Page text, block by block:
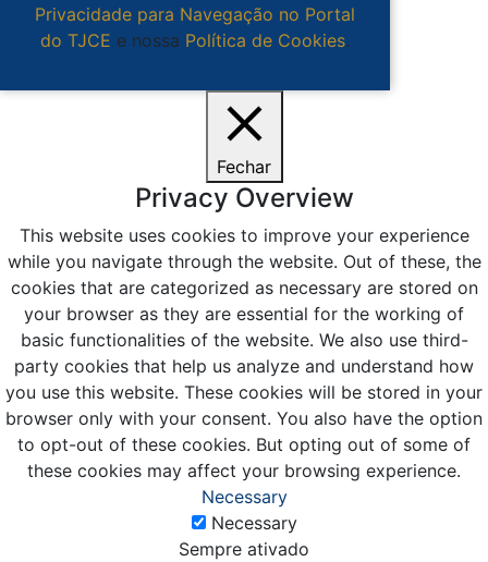
Privacidade para Navegação no Portal
do TJCE e nossa Política de Cookies.
Fechar
Privacy Overview
This website uses cookies to improve your experience
while you navigate through the website. Out of these, the
cookies that are categorized as necessary are stored on
your browser as they are essential for the working of
basic functionalities of the website. We also use third-
party cookies that help us analyze and understand how
you use this website. These cookies will be stored in your
browser only with your consent. You also have the option
to opt-out of these cookies. But opting out of some of
these cookies may affect your browsing experience.
Necessary
Necessary
Sempre ativado